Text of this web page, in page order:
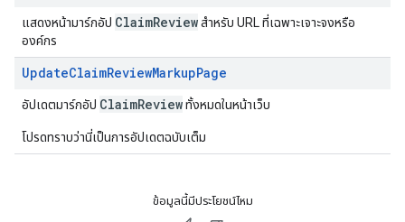
แสดงหน้ามาร์กอัป ClaimReviewสําหรับ URL ที่เฉพาะเจาะจงหรือ
องค์กร
UpdateClaimReviewMarkupPage
อัปเดตมาร์กอัป ClaimReviewทั้งหมดในหน้าเว็บ
โปรดทราบว่านี่เป็นการอัปเดตฉบับเต็ม
ข้อมูลนี้มีประโยชน์ไหม